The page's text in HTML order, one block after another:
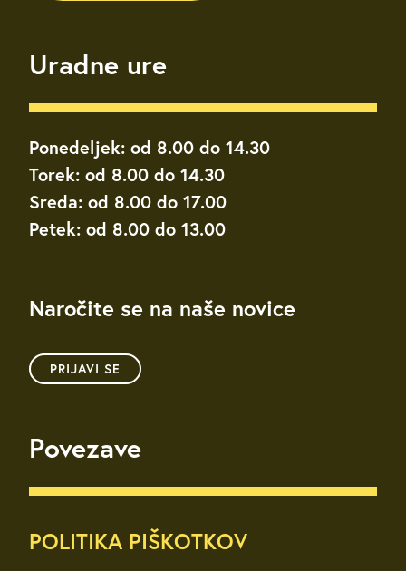
Uradne ure
Ponedeljek: od 8.00 do 14.30
Torek: od 8.00 do 14.30
Sreda: od 8.00 do 17.00
Petek: od 8.00 do 13.00
Naročite se na naše novice
PRIJAVI SE
Povezave
POLITIKA PIŠKOTKOV